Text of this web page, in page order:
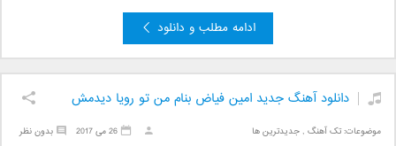
ادامه مطلب و دانلود
دانلود آهنگ جدید امین فیاض بنام من تو رویا دیدمش
موضوعات:تک آهنگ ,جدیدترین ها بدون نظر 26 می 2017